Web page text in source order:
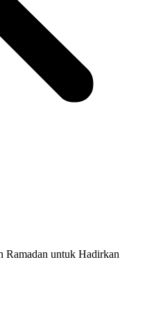
Ramadan untuk Hadirkan